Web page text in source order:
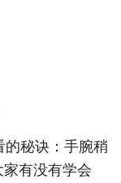
的秘诀：手腕稍
有没有学会